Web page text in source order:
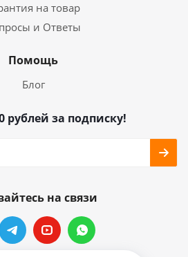
на товар
и Ответы
Помощь
Блог
рублей за подписку!
на связи